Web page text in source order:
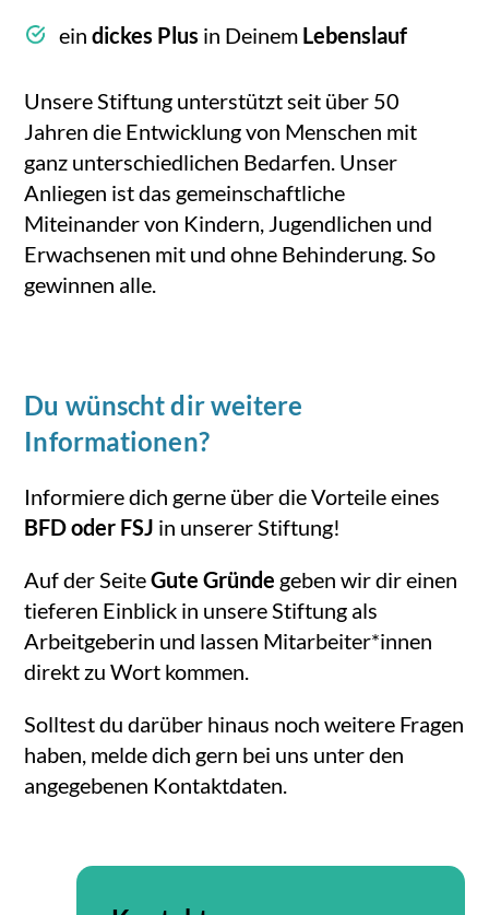
eindickes Plus in Deinem Lebenslauf
Unsere Stiftung unterstützt seit über 50
Jahren die Entwicklung von Menschen mit
ganz unterschiedlichen Bedarfen. Unser
Anliegen ist das gemeinschaftliche
Miteinander von Kindern, Jugendlichen und
Erwachsenen mit und ohne Behinderung. So
gewinnen alle.
Du wünscht dir weitere
Informationen?
Informiere dich gerne über die Vorteile eines
BFD oder FSJ in unserer Stiftung!
Auf der SeiteGute Gründe geben wir dir einen
tieferen Einblick in unsere Stiftung als
Arbeitgeberin und lassen Mitarbeiter*innen
direkt zu Wort kommen.
Solltest du darüber hinaus noch weitere Fragen
haben, melde dich gern bei uns unter den
angegebenen Kontaktdaten.